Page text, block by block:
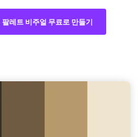
레트 비주얼 무료로 만들기